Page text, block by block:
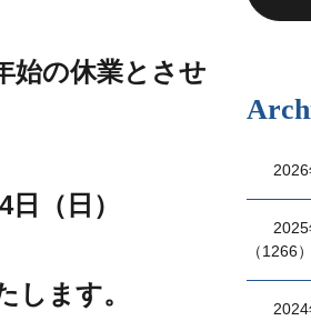
始の休業とさせ
（日）
します。
2026
（1266）